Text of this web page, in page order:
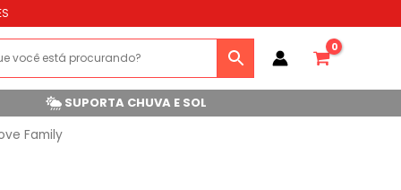
SUPORTA CHUVA E SOL
Family